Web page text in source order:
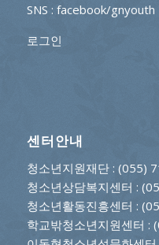
SNS : facebook/gnyouth
로그인
센터안내
청소년지원재단: (055)
청소년상담복지센터 :
청소년활동진흥센터 :
학교밖청소년지원센터 :